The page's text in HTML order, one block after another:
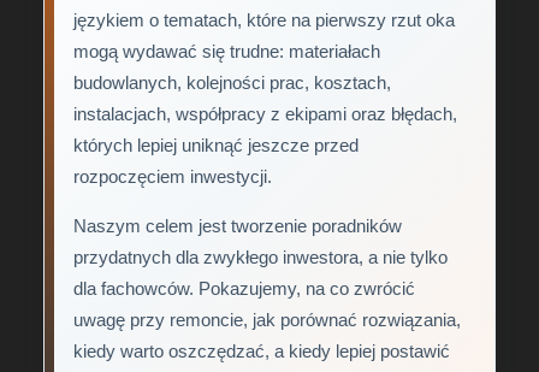
językiem o tematach, które na pierwszy rzut oka
mogą wydawać się trudne: materiałach
budowlanych, kolejności prac, kosztach,
instalacjach, współpracy z ekipami oraz błędach,
których lepiej uniknąć jeszcze przed
rozpoczęciem inwestycji.
Naszym celem jest tworzenie poradników
przydatnych dla zwykłego inwestora, a nie tylko
dla fachowców. Pokazujemy, na co zwrócić
uwagę przy remoncie, jak porównać rozwiązania,
kiedy warto oszczędzać, a kiedy lepiej postawić